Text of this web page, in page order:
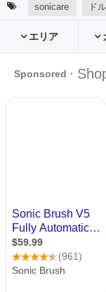
sonicare ド
エリア